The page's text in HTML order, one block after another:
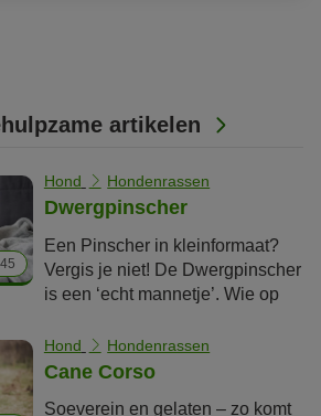
artikelen
Hond Hondenrassen
Dwergpinscher
Een Pinscher in kleinformaat?
Vergis je niet! De Dwergpinscher
is een ‘echt mannetje’. Wie op
schoothondje is bij de
Dwergpinscher aan het
Hond Hondenrassen
Cane Corso
Soeverein en gelaten – zo komt